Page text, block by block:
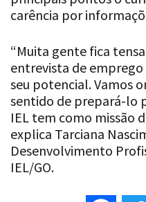
carência por
“Muita gente fica
entrevista de
seu potencial. Vamos
sentido de prepará-lo
IEL tem como missão
explica Tarciana
Desenvolvimento
IEL/GO.